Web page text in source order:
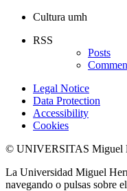
Cultura umh
RSS
Posts
Legal Notice
Data Protection
Accessibility
Cookies
© UNIVERSITAS Miguel
La Universidad Miguel
navegando o pulsas sobre